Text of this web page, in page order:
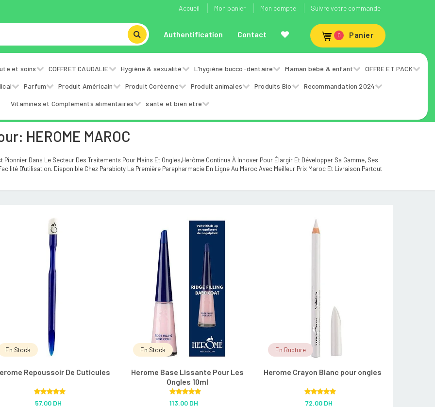
Accueil Mon panier Mon compte Suivre votre commande
Authentification Contact 0 Panier
et soins COFFRET CAUDALIE Hygiène & sexualité L'hygiène bucco-dentaire Maman bébé & enfant OFFRE ET PACK
Parfum Produit Américain Produit Coréenne Produit animales Produits Bio Recommandation 2024
Vitamines et Compléments alimentaires sante et bien etre
HEROME MAROC
Pionnier Dans Le Secteur Des Traitements Pour Mains Et Ongles,Herôme Continua À Innover Pour Élargir Et Développer Sa Gamme, Ses
D'utilisation. Disponible Chez Parabioty La Première Parapharmacie En Ligne Au Maroc Avec Meilleur Prix Maroc Et Livraison Partout
En Stock
Repoussoir De Cuticules
Rated5.00
57.00 DH
En Stock
Herome Base Lissante Pour Les
Ongles 10ml
Rated5.00
113.00 DH
En Rupture
Herome Crayon Blanc pour ongles
Rated5.00
72.00 DH